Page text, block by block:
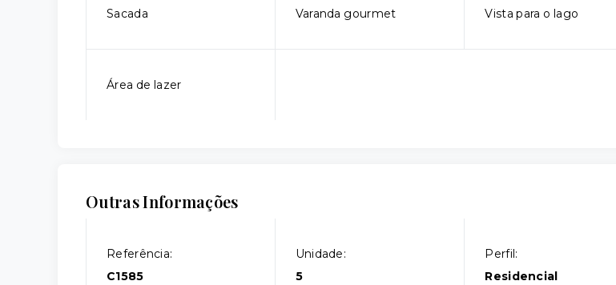
Sacada Varanda gourmet Vista para o lago
Área de lazer
Outras Informações
Referência:
C1585
Unidade:
5
Perfil:
Residencial